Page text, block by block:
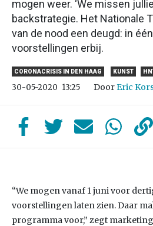
mogen weer. ‘We missen
backstrategie. Het Nationale
van de nood een deugd: in
voorstellingen erbij.
CORONACRISIS IN DEN HAAG KUNST
30-05-2020 13:25 DoorEric
“We mogen vanaf 1 juni voor
voorstellingen laten zien. Daar
programma voor,” zegt